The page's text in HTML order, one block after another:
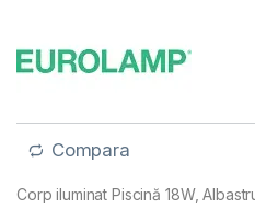
Compara
Corp iluminat Piscină 18W,